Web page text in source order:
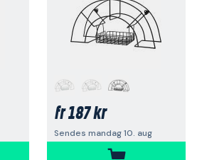
fr187 kr
Sendes mandag 10. aug